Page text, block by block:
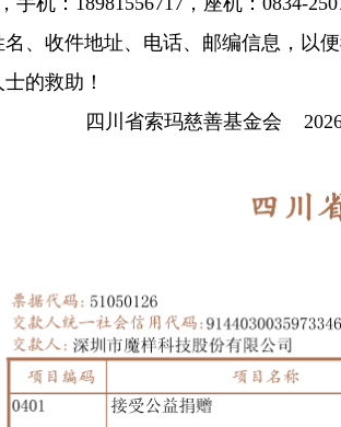
名、收件地址、电话、邮编信息，以
的救助！
索玛慈善基金会 2026年